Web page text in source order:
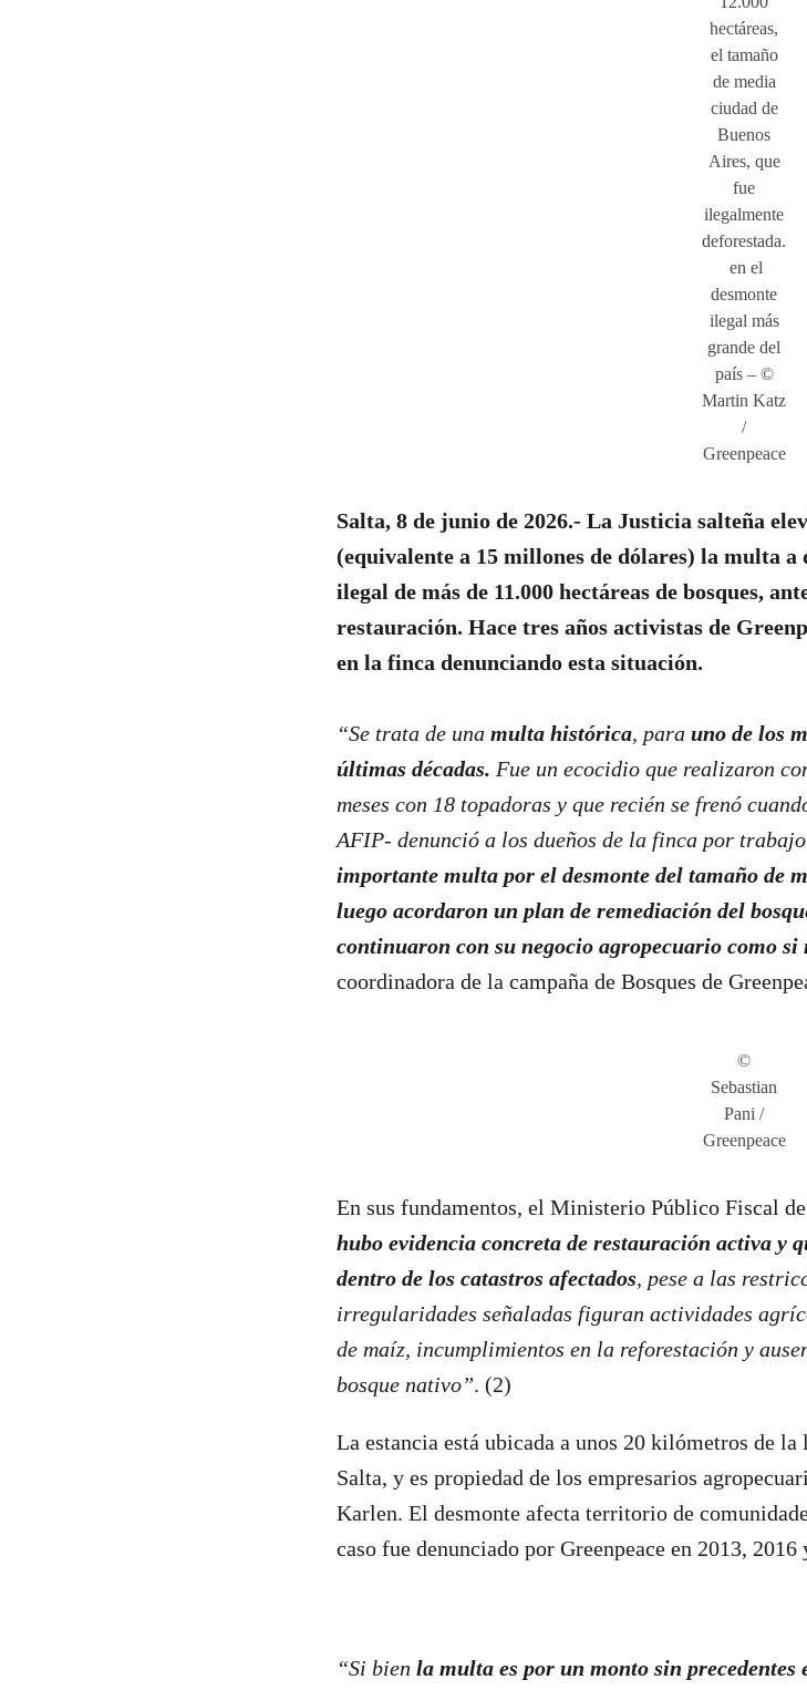
hectáreas,
el tamaño
de media
ciudad de
Buenos
Aires, que
fue
ilegalmente
deforestada.
en el
desmonte
ilegal más
grande del
país – ©
Martin Katz
/
Greenpeace
Salta, 8 de junio de 2026.- La Justicia salteña
(equivalente a 15 millones de dólares) la multa a
ilegal de más de 11.000 hectáreas de bosques,
restauración. Hace tres años activistas de
en la finca denunciando esta situación.
“Se trata de una multa histórica, para uno de los
últimas décadas. Fue un ecocidio que realizaron
meses con 18 topadoras y que recién se frenó
AFIP- denunció a los dueños de la finca por
importante multa por el desmonte del tamaño de
luego acordaron un plan de remediación del
continuaron con su negocio agropecuario como si
coordinadora de la campaña de Bosques de
©
Sebastian
Pani /
Greenpeace
En sus fundamentos, el Ministerio Público Fiscal
hubo evidencia concreta de restauración activa y
dentro de los catastros afectados, pese a las
irregularidades señaladas figuran actividades
de maíz, incumplimientos en la reforestación y
bosque nativo”. (2)
La estancia está ubicada a unos 20 kilómetros de
Salta, y es propiedad de los empresarios
Karlen. El desmonte afecta territorio de
caso fue denunciado por Greenpeace en 2013, 2016
“Si bien la multa es por un monto sin precedentes